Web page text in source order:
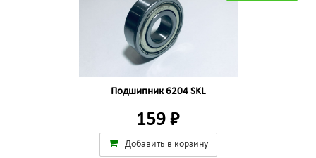
Подшипник 6204 SKL
159 ₽
Добавить в корзину